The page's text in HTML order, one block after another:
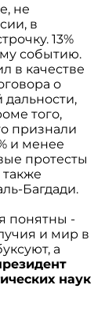
не
в
13%
событию.
в качестве
о
того,
признали
и менее
протесты
Багдади.
понятны -
и мир в
а
наук